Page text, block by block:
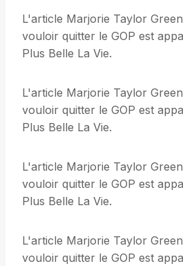
L'article Marjorie Taylor
vouloir quitter le GOP est
Plus Belle La Vie.
L'article Marjorie Taylor
vouloir quitter le GOP est
Plus Belle La Vie.
L'article Marjorie Taylor
vouloir quitter le GOP est
Plus Belle La Vie.
L'article Marjorie Taylor
vouloir quitter le GOP est